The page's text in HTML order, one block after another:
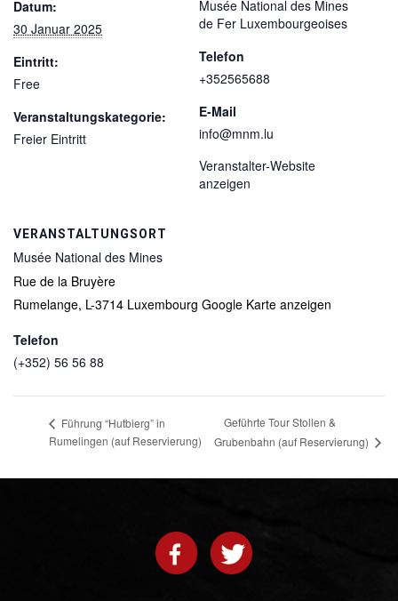
Datum:
30 Januar 2025
Eintritt:
Free
Veranstaltungskategorie:
Freier Eintritt
VERANSTALTUNGSORT
Musée National des Mines
Rue de la Bruyère
Rumelange, L-3714 Luxembourg Google Karte anzeigen
Telefon
(+352) 56 56 88
Musée National des Mines
de Fer Luxembourgeoises
Telefon
+352565688
E-Mail
info@mnm.lu
Veranstalter-Website
anzeigen
Führung “Hutbierg” in
Rumelingen (auf Reservierung)
Geführte Tour Stollen &
Grubenbahn (auf Reservierung)